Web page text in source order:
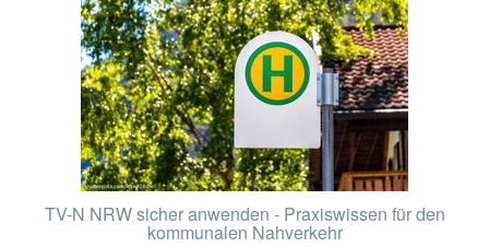
TV-N NRW sicher anwenden - Praxiswissen für den
kommunalen Nahverkehr